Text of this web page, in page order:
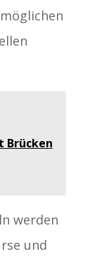
Brücken
werden
und